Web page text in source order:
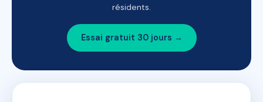
résidents.
Essai gratuit 30 jours →